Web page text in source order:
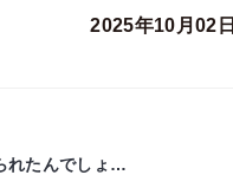
2025年10月02日
れたんでしょ…